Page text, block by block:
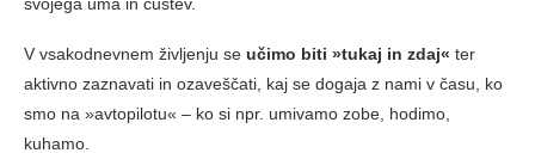
V vsakodnevnem življenju se učimo biti »tukaj in zdaj« ter
aktivno zaznavati in ozaveščati, kaj se dogaja z nami v času, ko
smo na »avtopilotu« – ko si npr. umivamo zobe, hodimo,
kuhamo.